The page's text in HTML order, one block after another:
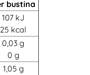
bustina
107 kJ
25 kcal
0,03 g
0 g
1,05 g